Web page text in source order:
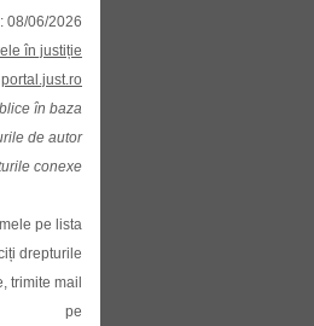
08/06/2026
în justiție
portal.just.ro
în baza
de autor
conexe
pe lista
drepturile
trimite mail
pe